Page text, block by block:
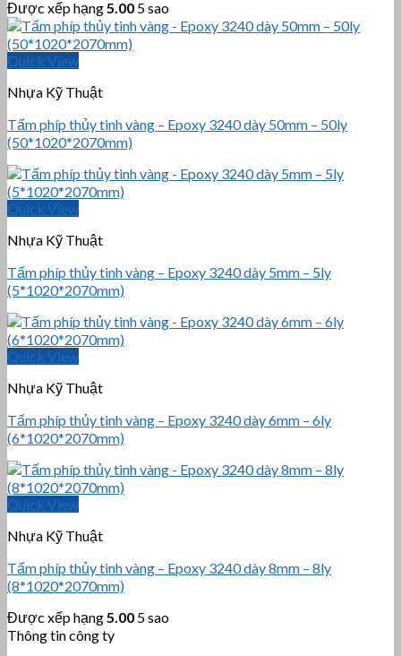
Được xếp hạng5.00 5 sao
Quick View
Nhựa Kỹ Thuật
Tấm phíp thủy tinh vàng – Epoxy 3240 dày 50mm – 50ly
(50*1020*2070mm)
Quick View
Nhựa Kỹ Thuật
Tấm phíp thủy tinh vàng – Epoxy 3240 dày 5mm – 5ly
(5*1020*2070mm)
Quick View
Nhựa Kỹ Thuật
Tấm phíp thủy tinh vàng – Epoxy 3240 dày 6mm – 6ly
(6*1020*2070mm)
Quick View
Nhựa Kỹ Thuật
Tấm phíp thủy tinh vàng – Epoxy 3240 dày 8mm – 8ly
(8*1020*2070mm)
Được xếp hạng5.00 5 sao
Thông tin công ty